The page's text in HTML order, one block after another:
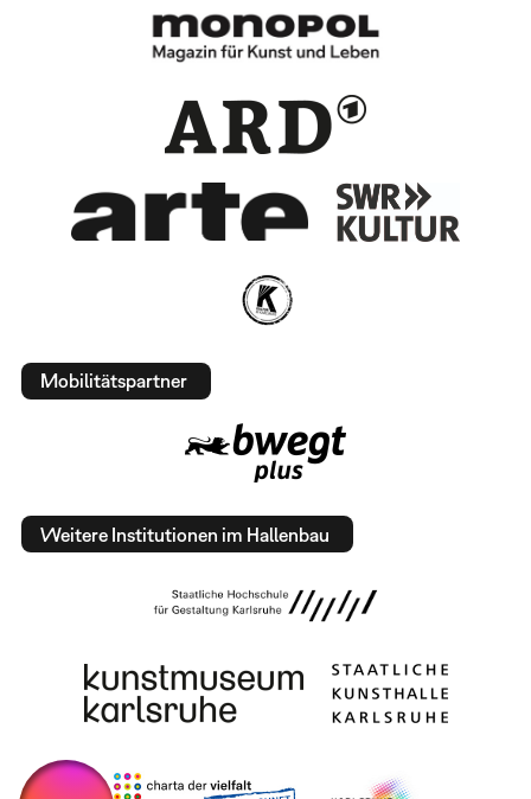
Mobilitätspartner
Weitere Institutionen im Hallenbau